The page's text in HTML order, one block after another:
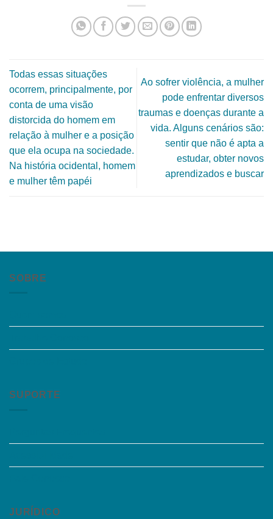
Todas essas situações
ocorrem, principalmente, por
conta de uma visão
distorcida do homem em
relação à mulher e a posição
que ela ocupa na sociedade.
Na história ocidental, homem
e mulher têm papéi
Ao sofrer violência, a mulher
pode enfrentar diversos
traumas e doenças durante a
vida. Alguns cenários são:
sentir que não é apta a
estudar, obter novos
aprendizados e buscar
SOBRE
SUPORTE
JURÍDICO